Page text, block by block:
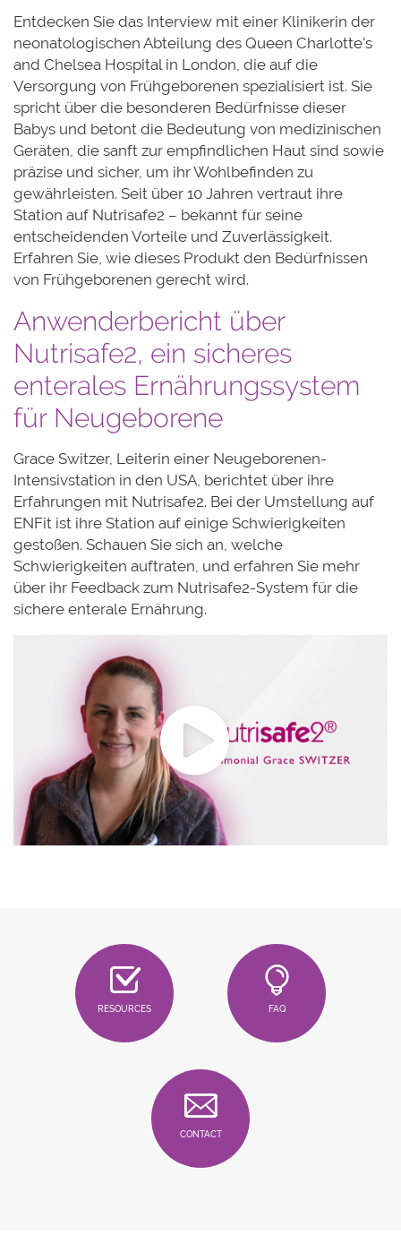
Entdecken Sie das Interview mit einer Klinikerin der
neonatologischen Abteilung des Queen Charlotte's
and Chelsea Hospital in London, die auf die
Versorgung von Frühgeborenen spezialisiert ist. Sie
spricht über die besonderen Bedürfnisse dieser
Babys und betont die Bedeutung von medizinischen
Geräten, die sanft zur empfindlichen Haut sind sowie
präzise und sicher, um ihr Wohlbefinden zu
gewährleisten. Seit über 10 Jahren vertraut ihre
Station auf Nutrisafe2 – bekannt für seine
entscheidenden Vorteile und Zuverlässigkeit.
Erfahren Sie, wie dieses Produkt den Bedürfnissen
von Frühgeborenen gerecht wird.
Anwenderbericht über
Nutrisafe2, ein sicheres
enterales Ernährungssystem
für Neugeborene
Grace Switzer, Leiterin einer Neugeborenen-
Intensivstation in den USA, berichtet über ihre
Erfahrungen mit Nutrisafe2. Bei der Umstellung auf
ENFit ist ihre Station auf einige Schwierigkeiten
gestoßen. Schauen Sie sich an, welche
Schwierigkeiten auftraten, und erfahren Sie mehr
über ihr Feedback zum Nutrisafe2-System für die
sichere enterale Ernährung.
RESOURCES FAQ
CONTACT